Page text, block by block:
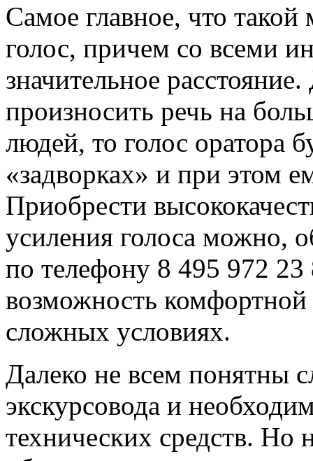
Самое главное, что такой
голос, причем со всеми
значительное
произносить речь на
людей, то голос оратора
«задворках» и при этом
Приобрести
усиления голоса можно,
по телефону 8 495 972 23
возможность
сложных условиях.
Далеко не всем понятны
экскурсовода и
технических средств. Но